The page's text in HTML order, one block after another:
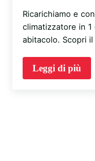
Ricarichiamo e
climatizzatore in
abitacolo. Scopri
Leggi di più
Ricarica